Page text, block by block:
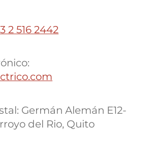
2 516 2442
Germán Alemán E12-
del Rio, Quito